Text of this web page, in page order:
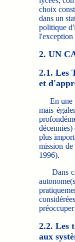
choix
dans un
politique
l'exception
2. UN
2.1. Les
et
En une
mais
plus
mission
1996).
Dans ce
2.2. Les
aux